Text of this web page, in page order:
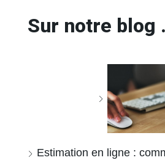
Sur notre blog
Estimation en ligne :